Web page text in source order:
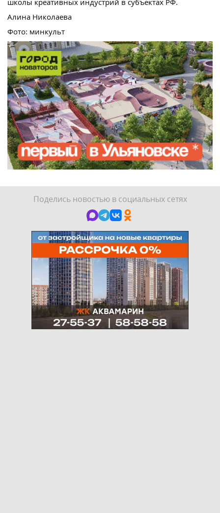
Алина Николаева
Фото: минкульт
Поделись новостью в социальных сетях